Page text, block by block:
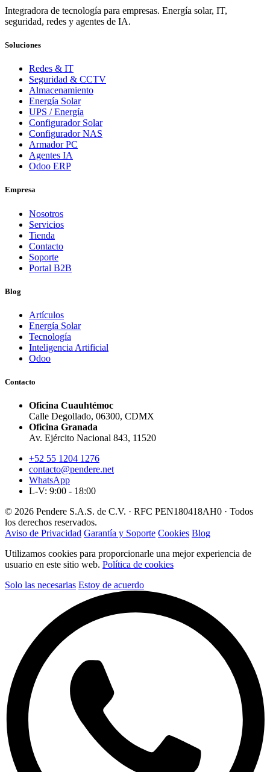
Integradora de tecnología para empresas. Energía solar, IT,
seguridad, redes y agentes de IA.
Soluciones
Redes & IT
Seguridad & CCTV
Almacenamiento
Energía Solar
UPS / Energía
Configurador Solar
Configurador NAS
Armador PC
Agentes IA
Odoo ERP
Empresa
Nosotros
Servicios
Tienda
Contacto
Soporte
Portal B2B
Blog
Artículos
Energía Solar
Tecnología
Inteligencia Artificial
Odoo
Contacto
Oficina Cuauhtémoc
Calle Degollado, 06300, CDMX
Oficina Granada
Av. Ejército Nacional 843, 11520
+52 55 1204 1276
contacto@pendere.net
WhatsApp
L-V: 9:00 - 18:00
© 2026 Pendere S.A.S. de C.V. · RFC PEN180418AH0 · Todos
los derechos reservados.
Aviso de Privacidad Garantía y Soporte Cookies Blog
Utilizamos cookies para proporcionarle una mejor experiencia de
usuario en este sitio web. Política de cookies
Solo las necesarias Estoy de acuerdo